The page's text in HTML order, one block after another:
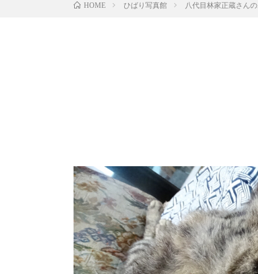
HOME ひばり写真館 八代目林家正蔵さんの